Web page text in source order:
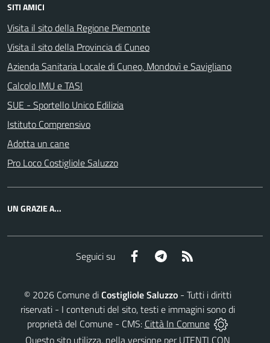
SITI AMICI
Visita il sito della Regione Piemonte
Visita il sito della Provincia di Cuneo
Azienda Sanitaria Locale di Cuneo, Mondovì e Savigliano
Calcolo IMU e TASI
SUE - Sportello Unico Edilizia
Istituto Comprensivo
Adotta un cane
Pro Loco Costigliole Saluzzo
UN GRAZIE A...
Seguici su Facebook Telegram
© 2026 Comune diCostigliole Saluzzo - Tutti i diritti
riservati - I contenuti del sito, testi e immagini sono di
proprietà del Comune - CMS: Città In Comune